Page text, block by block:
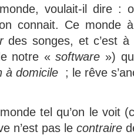
monde, voulait-il dire :
connait. Ce monde
des songes, et c’est
notre «software »)
à domicile ; le rêve
tel qu’on le voit
n’est pas le contraire